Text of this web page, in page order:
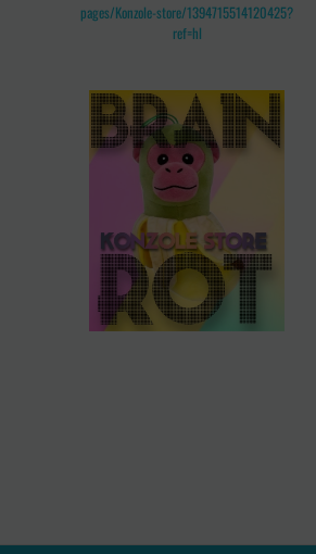
pages/Konzole-store/1394715514120425?
ref=hl